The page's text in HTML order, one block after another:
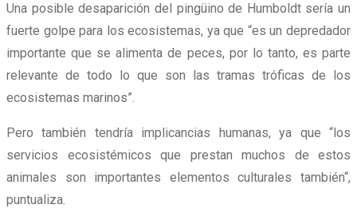
Una posible desaparición del pingüino de Humboldt sería un
fuerte golpe para los ecosistemas, ya que “es un depredador
importante que se alimenta de peces, por lo tanto, es parte
relevante de todo lo que son las tramas tróficas de los
ecosistemas marinos”.
Pero también tendría implicancias humanas, ya que “los
servicios ecosistémicos que prestan muchos de estos
animales son importantes elementos culturales también“,
puntualiza.